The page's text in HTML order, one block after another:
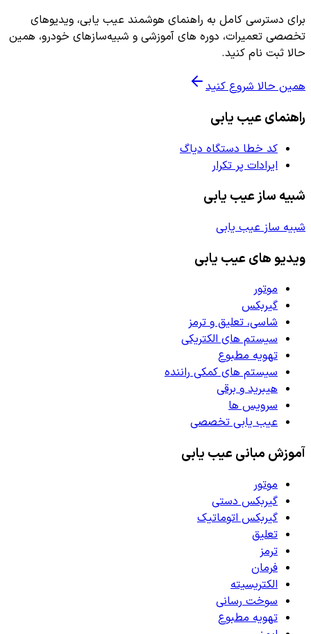
برای دسترسی کامل به راهنمای هوشمند عیب یابی، ویدیوهای
تخصصی تعمیرات، دوره های آموزشی و شبیه‌سازهای خودرو، همین
حالا ثبت نام کنید.
همین حالا شروع کنید
راهنمای عیب یابی
کد خطا دستگاه دیاگ
ایرادات پر تکرار
شبیه ساز عیب یابی
شبیه ساز عیب یابی
ویدیو های عیب یابی
موتور
گیربکس
شاسی، تعلیق و ترمز
سیستم های الکتریکی
تهویه مطبوع
سیستم های کمکی راننده
هیبرید و برقی
سرویس ها
عیب یابی تخصصی
آموزش مبانی عیب یابی
موتور
گیربکس دستی
گیربکس اتوماتیک
تعلیق
ترمز
فرمان
الکتریسیته
سوخت رسانی
تهویه مطبوع